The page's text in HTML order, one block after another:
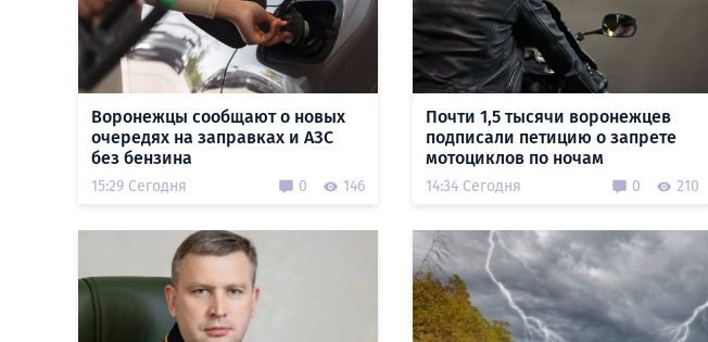
Воронежцы сообщают о новых
очередях на заправках и АЗС
без бензина
15:29 Сегодня 0 146
Почти 1,5 тысячи воронежцев
подписали петицию о запрете
мотоциклов по ночам
14:34 Сегодня 0 210